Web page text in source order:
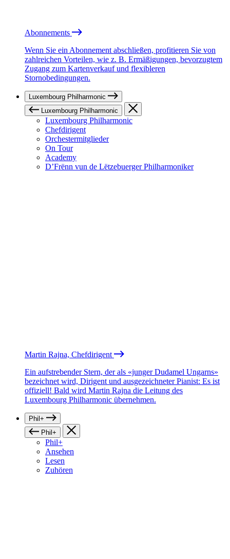
Abonnements
Wenn Sie ein Abonnement abschließen, profitieren Sie von
zahlreichen Vorteilen, wie z. B. Ermäßigungen, bevorzugtem
Zugang zum Kartenverkauf und flexibleren
Stornobedingungen.
Luxembourg Philharmonic
Luxembourg Philharmonic
Luxembourg Philharmonic
Chefdirigent
Orchestermitglieder
On Tour
Academy
D’Frënn vun de Lëtzebuerger Philharmoniker
Martin Rajna, Chefdirigent
Ein aufstrebender Stern, der als «junger Dudamel Ungarns»
bezeichnet wird, Dirigent und ausgezeichneter Pianist: Es ist
offiziell! Bald wird Martin Rajna die Leitung des
Luxembourg Philharmonic übernehmen.
Phil+
Phil+
Phil+
Ansehen
Lesen
Zuhören